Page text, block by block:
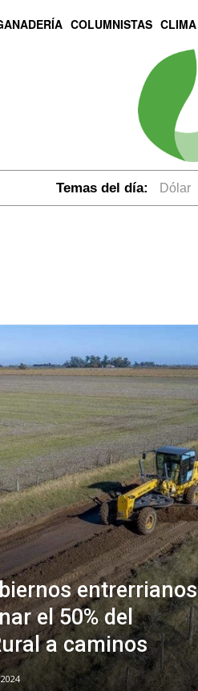
COLUMNISTAS CLIMA
Temas del día: dólar
entrerrianos
el 50% del
a caminos